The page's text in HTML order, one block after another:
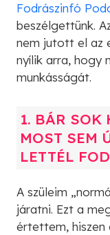
Fodrászinfó
beszélgettünk.
nem jutott el az
nyílik arra, hogy
munkásságát.
1. BÁR SOK
MOST SEM
LETTÉL
A szüleim
járatni. Ezt a
értettem, hiszen